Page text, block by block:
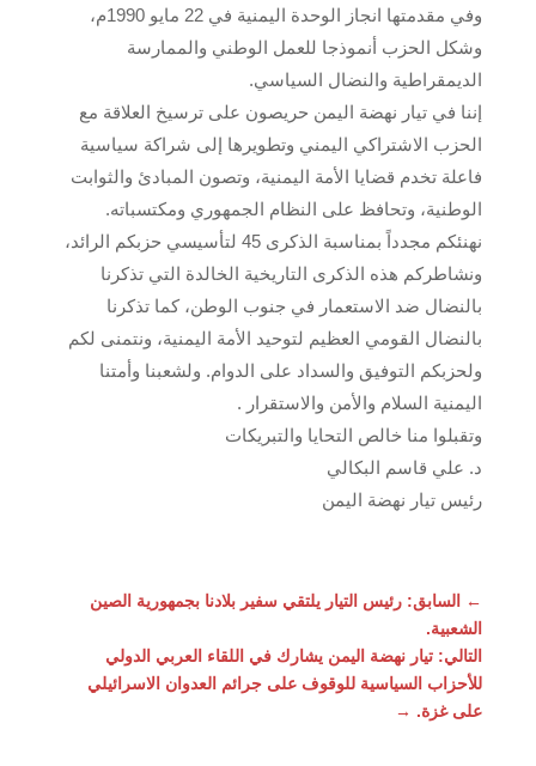
وفي مقدمتها انجاز الوحدة اليمنية في 22 مايو 1990م،
وشكل الحزب أنموذجا للعمل الوطني والممارسة
الديمقراطية والنضال السياسي.
إننا في تيار نهضة اليمن حريصون على ترسيخ العلاقة مع
الحزب الاشتراكي اليمني وتطويرها إلى شراكة سياسية
فاعلة تخدم قضايا الأمة اليمنية، وتصون المبادئ والثوابت
الوطنية، وتحافظ على النظام الجمهوري ومكتسباته.
نهنئكم مجدداً بمناسبة الذكرى 45 لتأسيسي حزبكم الرائد،
ونشاطركم هذه الذكرى التاريخية الخالدة التي تذكرنا
بالنضال ضد الاستعمار في جنوب الوطن، كما تذكرنا
بالنضال القومي العظيم لتوحيد الأمة اليمنية، ونتمنى لكم
ولحزبكم التوفيق والسداد على الدوام. ولشعبنا وأمتنا
اليمنية السلام والأمن والاستقرار .
وتقبلوا منا خالص التحايا والتبريكات
د. علي قاسم البكالي
رئيس تيار نهضة اليمن
←
السابق: رئيس التيار يلتقي سفير بلادنا بجمهورية الصين
الشعبية.
التالي: تيار نهضة اليمن يشارك في اللقاء العربي الدولي
للأحزاب السياسية للوقوف على جرائم العدوان الاسرائيلي
على غزة. →